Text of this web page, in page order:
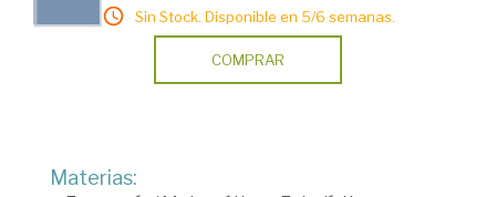
Sin Stock. Disponible en 5/6 semanas.
COMPRAR
Materias: